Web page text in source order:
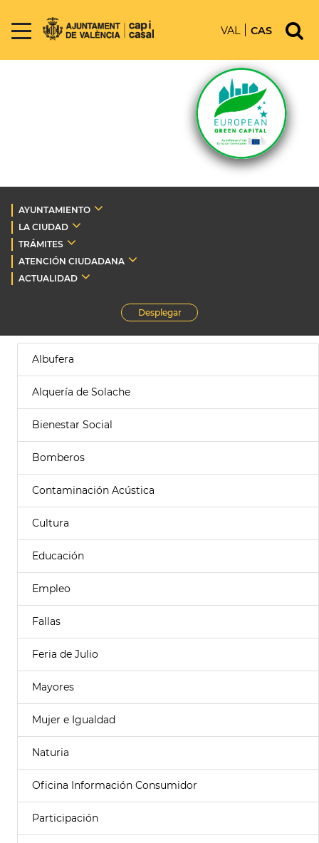
VAL CAS
AYUNTAMIENTO
LA CIUDAD
TRÁMITES
ATENCIÓN CIUDADANA
ACTUALIDAD
Desplegar
Albufera
Alquería de Solache
Bienestar Social
Bomberos
Contaminación Acústica
Cultura
Educación
Empleo
Fallas
Feria de Julio
Mayores
Mujer e Igualdad
Naturia
Oficina Información Consumidor
Participación